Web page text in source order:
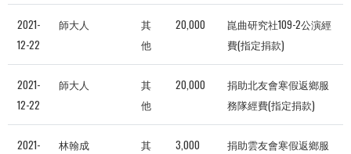
2021-
12-22
師大人
其
他
20,000
崑曲研究社109-2公演經
費(指定捐款)
2021-
12-22
師大人
其
他
20,000
捐助北友會寒假返鄉服
務隊經費(指定捐款)
2021-
林翰成
其
3,000
捐助雲友會寒假返鄉服